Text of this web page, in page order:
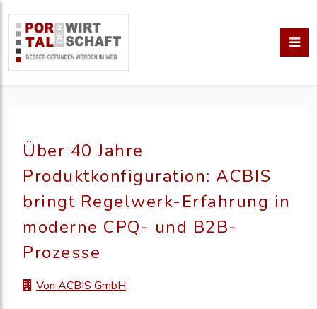
Über 40 Jahre
Produktkonfiguration: ACBIS
bringt Regelwerk-Erfahrung in
moderne CPQ- und B2B-
Prozesse
Von ACBIS GmbH